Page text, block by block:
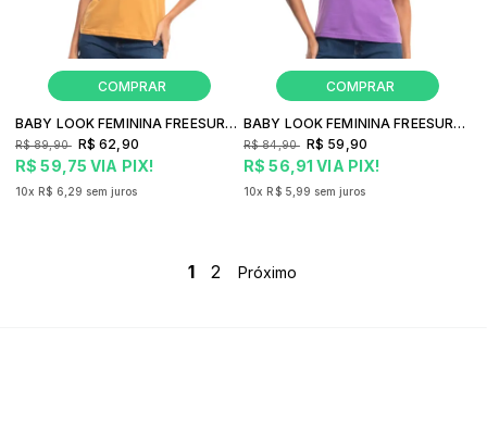
BABY LOOK FEMININA FREESURF MINIMAL
R$ 59,75 VIA PIX!
R$ 89,90 R$ 62,90
10x R$ 6,29 sem juros
BABY LOOK FEMININA FREESURF BASIC
R$ 56,91 VIA PIX!
R$ 84,90 R$ 59,90
10x R$ 5,99 sem juros
1 2